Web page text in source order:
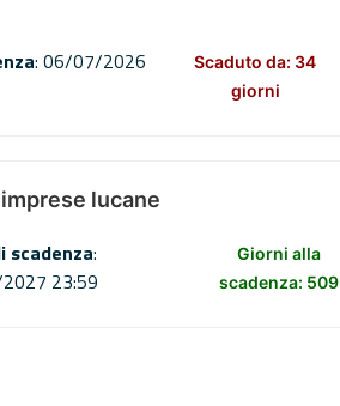
: 06/07/2026
Scaduto da: 34
giorni
lucane
scadenza:
23:59
Giorni alla
scadenza: 509